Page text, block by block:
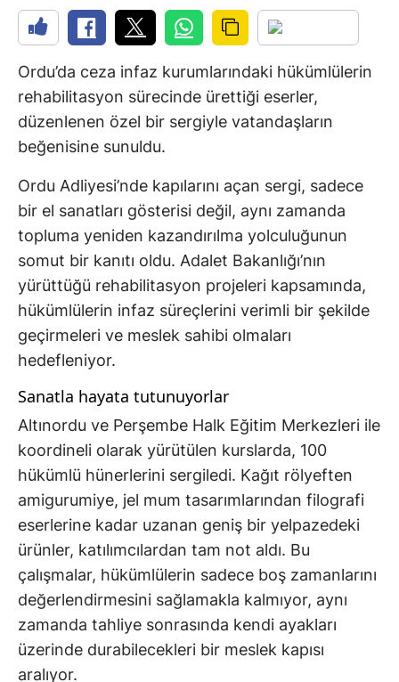
Ordu’da ceza infaz kurumlarındaki hükümlülerin
rehabilitasyon sürecinde ürettiği eserler,
düzenlenen özel bir sergiyle vatandaşların
beğenisine sunuldu.
Ordu Adliyesi’nde kapılarını açan sergi, sadece
bir el sanatları gösterisi değil, aynı zamanda
topluma yeniden kazandırılma yolculuğunun
somut bir kanıtı oldu. Adalet Bakanlığı’nın
yürüttüğü rehabilitasyon projeleri kapsamında,
hükümlülerin infaz süreçlerini verimli bir şekilde
geçirmeleri ve meslek sahibi olmaları
hedefleniyor.
Sanatla hayata tutunuyorlar
Altınordu ve Perşembe Halk Eğitim Merkezleri ile
koordineli olarak yürütülen kurslarda, 100
hükümlü hünerlerini sergiledi. Kağıt rölyeften
amigurumiye, jel mum tasarımlarından filografi
eserlerine kadar uzanan geniş bir yelpazedeki
ürünler, katılımcılardan tam not aldı. Bu
çalışmalar, hükümlülerin sadece boş zamanlarını
değerlendirmesini sağlamakla kalmıyor, aynı
zamanda tahliye sonrasında kendi ayakları
üzerinde durabilecekleri bir meslek kapısı
aralıyor.